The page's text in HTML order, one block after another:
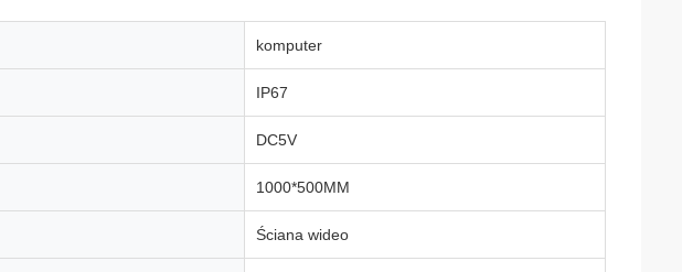
komputer
IP67
DC5V
1000*500MM
Ściana wideo